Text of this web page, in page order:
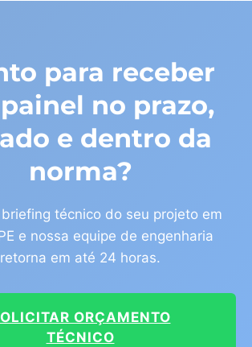
para receber
no prazo,
e dentro da
norma?
briefing técnico do seu projeto em
e nossa equipe de engenharia
retorna em até 24 horas.
ORÇAMENTO
TÉCNICO